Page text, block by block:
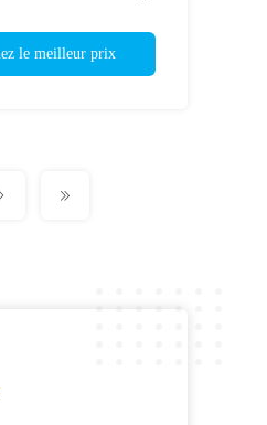
le meilleur prix